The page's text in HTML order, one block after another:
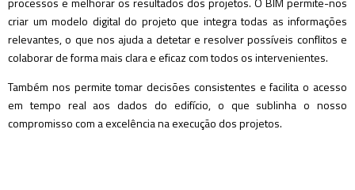
criar um modelo digital do projeto que integra todas as informações
relevantes, o que nos ajuda a detetar e resolver possíveis conflitos e
colaborar de forma mais clara e eficaz com todos os intervenientes.
Também nos permite tomar decisões consistentes e facilita o acesso
em tempo real aos dados do edifício, o que sublinha o nosso
compromisso com a excelência na execução dos projetos.